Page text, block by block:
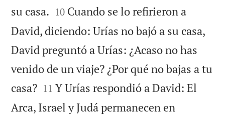
su casa. 

10 Cuando se lo refirieron a
David, diciendo: Urías no bajó a su casa,
David preguntó a Urías: ¿Acaso no has
venido de un viaje? ¿Por qué no bajas a tu
casa?
11 Y Urías respondió a David: El
Arca, Israel y Judá permanecen en